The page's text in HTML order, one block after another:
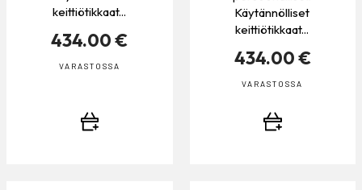
keittiötikkaat...
434.00 €
VARASTOSSA
Käytännölliset
keittiötikkaat...
434.00 €
VARASTOSSA